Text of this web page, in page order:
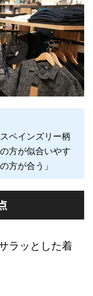
ペインズリー柄
方が似合いやす
方が合う」
ラッとした着